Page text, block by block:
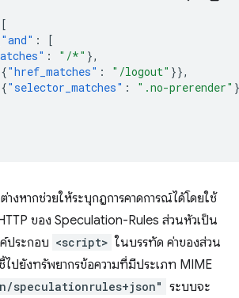
[
"and" :
[
: "/*" },
{"href_matches" : "/logout" }},
{"selector_matches" : ".no-prerender"
งหากช่วยให้ระบุกฎการคาดการณ์ได้โดยใช้
ของ Speculation-Rules ส่วนหัวเป็น
ประกอบ <script> ในบรรทัด ค่าของส่วน
ปยังทรัพยากรข้อความที่มีประเภท MIME
speculationrules+json" ระบบจะ